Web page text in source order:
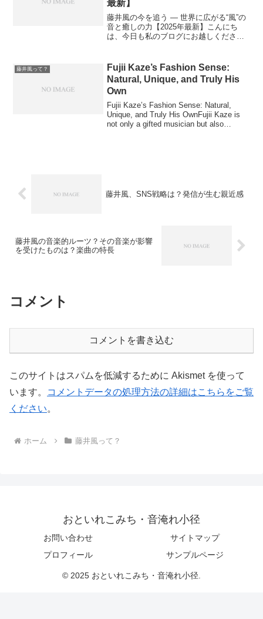
最新】
藤井風の今を追う ― 世界に広がる“風”の
音と癒しの力【2025年最新】こんにち
は、今日も私のブログにお越しくださり
動きをまとめながら、私が感じた“癒
し”や“人柄”をお...
藤井風って？
Fujii Kaze’s Fashion Sense:
Natural, Unique, and Truly His
Own
Fujii Kaze’s Fashion Sense: Natural,
Unique, and Truly His OwnFujii Kaze is
not only a gifted musician but also
藤井風、SNS戦略は？発信が生む親近感
藤井風の音楽的ルーツ？その音楽が影響
を受けたものは？楽曲の特長
コメント
コメントを書き込む
このサイトはスパムを低減するために Akismet を使って
います。
コメントデータの処理方法の詳細はこちらをご覧
ください。
ホーム 藤井風って？
おといれこみち・音淹れ小径
お問い合わせ
サイトマップ
プロフィール
サンプルページ
© 2025 おといれこみち・音淹れ小径.